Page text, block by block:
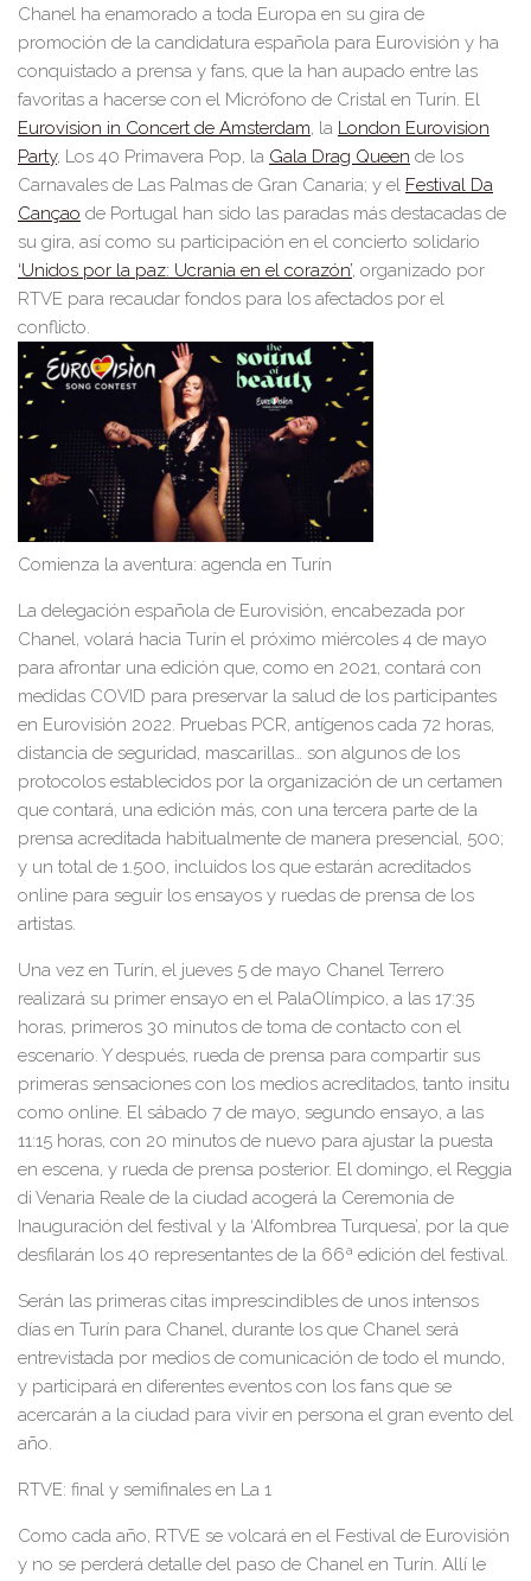
Chanel ha enamorado a toda Europa en su gira de
promoción de la candidatura española para Eurovisión y ha
conquistado a prensa y fans, que la han aupado entre las
favoritas a hacerse con el Micrófono de Cristal en Turín. El
Eurovision in Concert de Amsterdam, la London Eurovision
Party, Los 40 Primavera Pop, la Gala Drag Queen de los
Carnavales de Las Palmas de Gran Canaria; y el Festival Da
Cançao de Portugal han sido las paradas más destacadas de
su gira, así como su participación en el concierto solidario
‘Unidos por la paz: Ucrania en el corazón’, organizado por
RTVE para recaudar fondos para los afectados por el
conflicto.
Comienza la aventura: agenda en Turín
La delegación española de Eurovisión, encabezada por
Chanel, volará hacia Turín el próximo miércoles 4 de mayo
para afrontar una edición que, como en 2021, contará con
medidas COVID para preservar la salud de los participantes
en Eurovisión 2022. Pruebas PCR, antígenos cada 72 horas,
distancia de seguridad, mascarillas… son algunos de los
protocolos establecidos por la organización de un certamen
que contará, una edición más, con una tercera parte de la
prensa acreditada habitualmente de manera presencial, 500;
y un total de 1.500, incluidos los que estarán acreditados
online para seguir los ensayos y ruedas de prensa de los
artistas.
Una vez en Turín, el jueves 5 de mayo Chanel Terrero
realizará su primer ensayo en el PalaOlímpico, a las 17:35
horas, primeros 30 minutos de toma de contacto con el
escenario. Y después, rueda de prensa para compartir sus
primeras sensaciones con los medios acreditados, tanto insitu
como online. El sábado 7 de mayo, segundo ensayo, a las
11:15 horas, con 20 minutos de nuevo para ajustar la puesta
en escena, y rueda de prensa posterior. El domingo, el Reggia
di Venaria Reale de la ciudad acogerá la Ceremonia de
Inauguración del festival y la ‘Alfombrea Turquesa’, por la que
desfilarán los 40 representantes de la 66ª edición del festival.
Serán las primeras citas imprescindibles de unos intensos
días en Turín para Chanel, durante los que Chanel será
entrevistada por medios de comunicación de todo el mundo,
y participará en diferentes eventos con los fans que se
acercarán a la ciudad para vivir en persona el gran evento del
año.
RTVE: final y semifinales en La 1
Como cada año, RTVE se volcará en el Festival de Eurovisión
y no se perderá detalle del paso de Chanel en Turín. Allí le